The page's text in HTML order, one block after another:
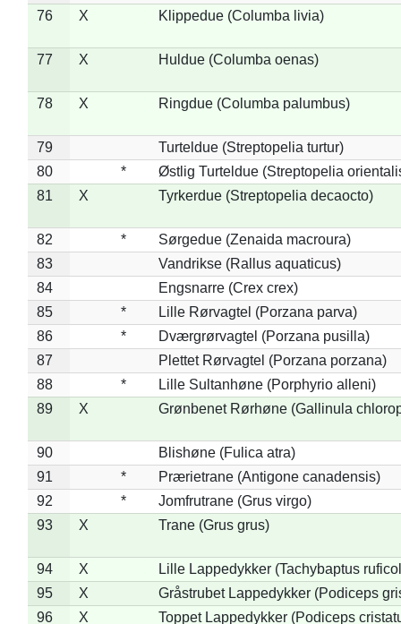
76
X Klippedue (Columba livia)
77 X Huldue (Columba oenas)
78 X Ringdue (Columba palumbus)
79
Turteldue (Streptopelia turtur)
80
*
Østlig Turteldue (Streptopelia
81
X Tyrkerdue (Streptopelia decaocto)
82 *
Sørgedue (Zenaida macroura)
83
Vandrikse (Rallus aquaticus)
84
Engsnarre (Crex crex)
85
*
Lille Rørvagtel (Porzana parva)
86
*
Dværgrørvagtel (Porzana pusilla)
87
Plettet Rørvagtel (Porzana porzana)
88
*
Lille Sultanhøne (Porphyrio alleni)
89
X Grønbenet Rørhøne (Gallinula
90
Blishøne (Fulica atra)
91
*
Prærietrane (Antigone canadensis)
92
*
Jomfrutrane (Grus virgo)
93
X Trane (Grus grus)
94 X
Lille Lappedykker (Tachybaptus
95
X
Gråstrubet Lappedykker (Podiceps
96
X Toppet Lappedykker (Podiceps